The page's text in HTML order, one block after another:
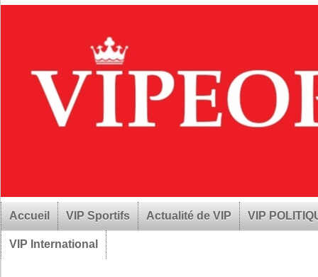
Accueil VIP Sportifs Actualité de VIP VIP
VIP International